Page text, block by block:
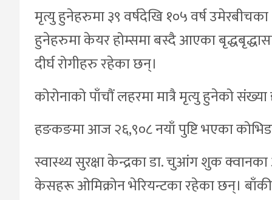
मृत्यु हुनेहरुमा ३९ वर्षदेखि १०५ वर्ष
हुनेहरुमा केयर होम्समा बस्दै आएका
दीर्घ रोगीहरु रहेका छन्।
कोरोनाको पाँचौं लहरमा मात्रै मृत्यु हुनेको
हङकङमा आज २६,९०८ नयाँ पुष्टि भएका
स्वास्थ्य सुरक्षा केन्द्रका डा. चुआंग शुक
केसहरू ओमिक्रोन भेरियन्टका रहेका छन्।